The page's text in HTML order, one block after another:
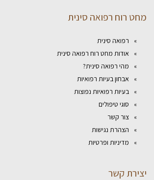
מחט רוח רפואה סינית
רפואה סינית
אודות מחט רוח רפואה סינית
מהי רפואה סינית?
אבחון בעיות רפואיות
בעיות רפואיות נפוצות
סוגי טיפולים
צור קשר
הצהרת נגישות
מדיניות ופרטיות
יצירת קשר